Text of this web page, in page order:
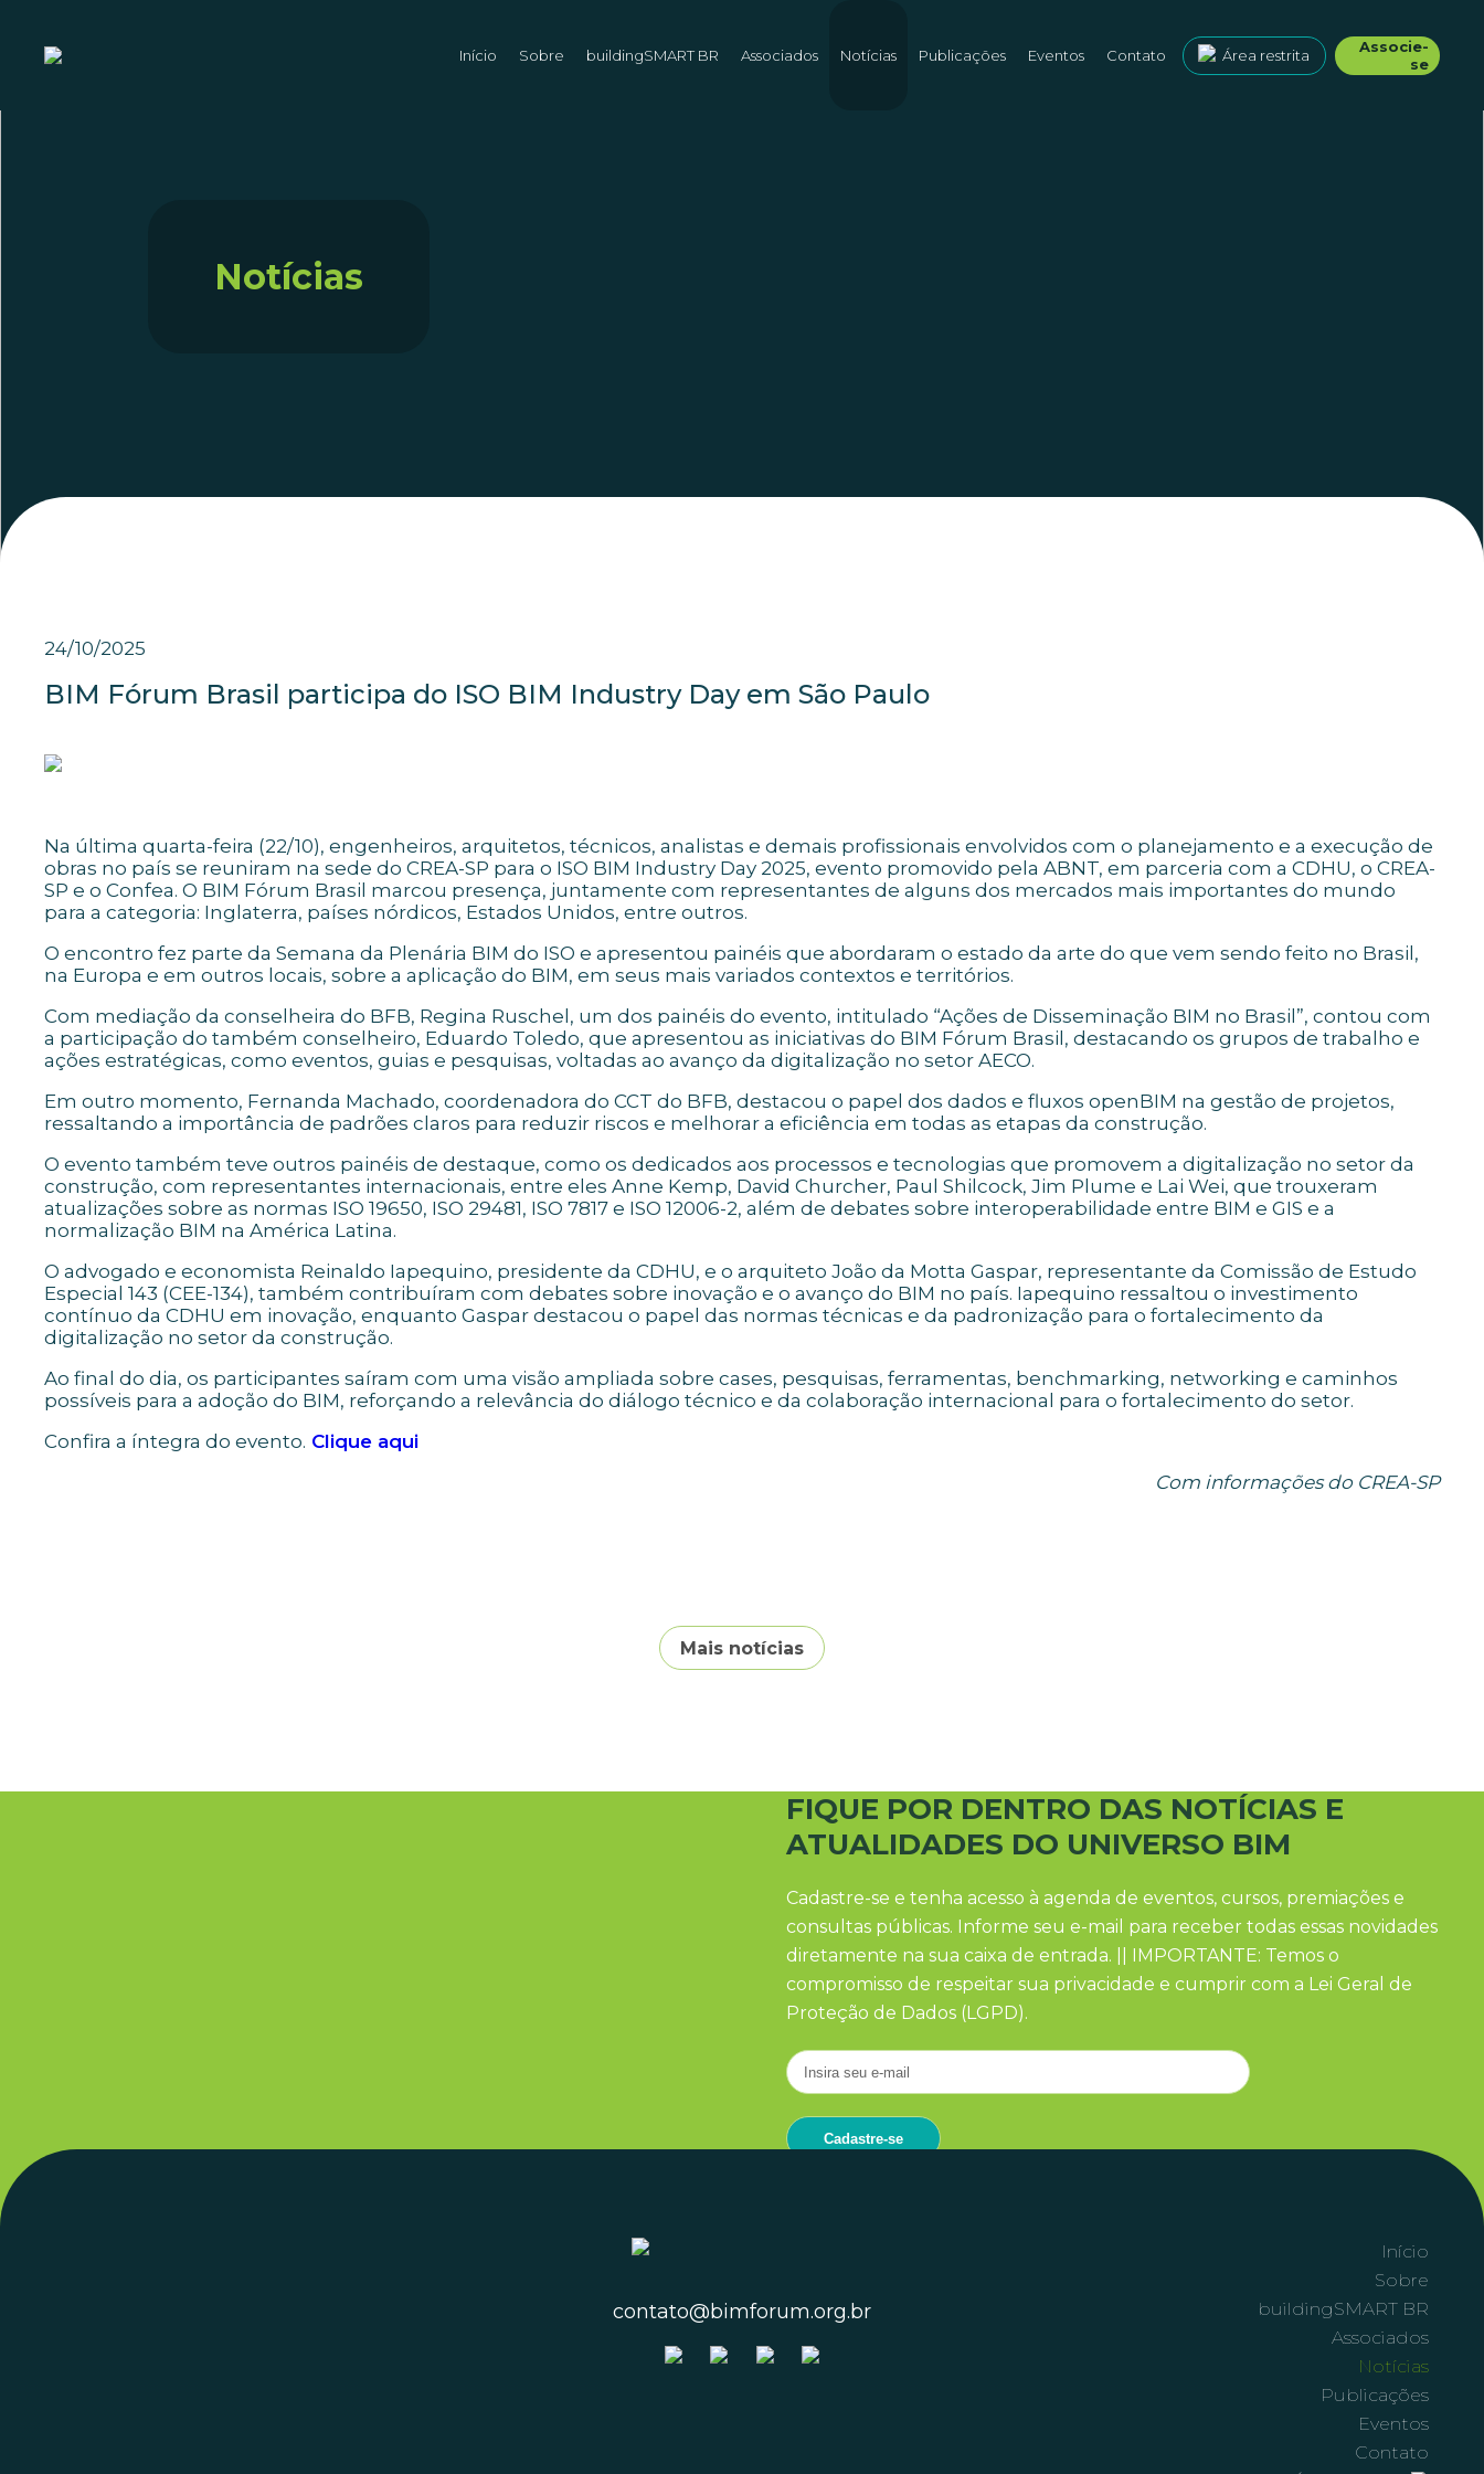
Início Sobre buildingSMART BR Associados Notícias Publicações Eventos Contato Área restrita
Associe-
se
Notícias
24/10/2025
BIM Fórum Brasil participa do ISO BIM Industry Day em São Paulo
Na última quarta-feira (22/10), engenheiros, arquitetos, técnicos, analistas e demais profissionais envolvidos com o planejamento e a execução de
obras no país se reuniram na sede do CREA-SP para o ISO BIM Industry Day 2025, evento promovido pela ABNT, em parceria com a CDHU, o CREA-
SP e o Confea. O BIM Fórum Brasil marcou presença, juntamente com representantes de alguns dos mercados mais importantes do mundo
para a categoria: Inglaterra, países nórdicos, Estados Unidos, entre outros.
O encontro fez parte da Semana da Plenária BIM do ISO e apresentou painéis que abordaram o estado da arte do que vem sendo feito no Brasil,
na Europa e em outros locais, sobre a aplicação do BIM, em seus mais variados contextos e territórios.
Com mediação da conselheira do BFB, Regina Ruschel, um dos painéis do evento, intitulado “Ações de Disseminação BIM no Brasil”, contou com
a participação do também conselheiro, Eduardo Toledo, que apresentou as iniciativas do BIM Fórum Brasil, destacando os grupos de trabalho e
ações estratégicas, como eventos, guias e pesquisas, voltadas ao avanço da digitalização no setor AECO.
Em outro momento, Fernanda Machado, coordenadora do CCT do BFB, destacou o papel dos dados e fluxos openBIM na gestão de projetos,
ressaltando a importância de padrões claros para reduzir riscos e melhorar a eficiência em todas as etapas da construção.
O evento também teve outros painéis de destaque, como os dedicados aos processos e tecnologias que promovem a digitalização no setor da
construção, com representantes internacionais, entre eles Anne Kemp, David Churcher, Paul Shilcock, Jim Plume e Lai Wei, que trouxeram
atualizações sobre as normas ISO 19650, ISO 29481, ISO 7817 e ISO 12006-2, além de debates sobre interoperabilidade entre BIM e GIS e a
normalização BIM na América Latina.
O advogado e economista Reinaldo Iapequino, presidente da CDHU, e o arquiteto João da Motta Gaspar, representante da Comissão de Estudo
Especial 143 (CEE-134), também contribuíram com debates sobre inovação e o avanço do BIM no país. Iapequino ressaltou o investimento
contínuo da CDHU em inovação, enquanto Gaspar destacou o papel das normas técnicas e da padronização para o fortalecimento da
digitalização no setor da construção.
Ao final do dia, os participantes saíram com uma visão ampliada sobre cases, pesquisas, ferramentas, benchmarking, networking e caminhos
possíveis para a adoção do BIM, reforçando a relevância do diálogo técnico e da colaboração internacional para o fortalecimento do setor.
Confira a íntegra do evento. Clique aqui
Com informações do CREA-SP
Mais notícias
FIQUE POR DENTRO DAS NOTÍCIAS E
ATUALIDADES DO UNIVERSO BIM
Cadastre-se e tenha acesso à agenda de eventos, cursos, premiações e
consultas públicas. Informe seu e-mail para receber todas essas novidades
diretamente na sua caixa de entrada. || IMPORTANTE: Temos o
compromisso de respeitar sua privacidade e cumprir com a Lei Geral de
Proteção de Dados (LGPD).
contato@bimforum.org.br
Início
Sobre
buildingSMART BR
Associados
Notícias
Publicações
Eventos
Contato